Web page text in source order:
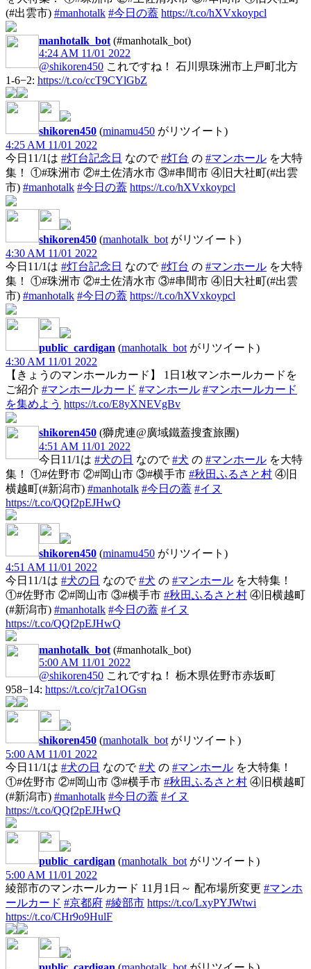
(#出雲市) #manhotalk #今日の蓋 https://t.co/hXVxkoypcl
manhotalk_bot (#manhotalk_bot)
4:24 AM 11/01 2022
@shikoren450 これですね！ 石川県珠洲市上戸町北方
1-6−2: https://t.co/ccT9CYlGbZ
shikoren450 (minamu450 がリツイート)
4:25 AM 11/01 2022
今日11/1は #灯台記念日 なので#灯台 の #マンホール を大特
集！ ①#珠洲市 ②#土佐清水市 ③#串間市 ④旧大社町(#出雲
市) #manhotalk #今日の蓋 https://t.co/hXVxkoypcl
shikoren450 (manhotalk_bot がリツイート)
4:30 AM 11/01 2022
今日11/1は #灯台記念日 なので#灯台 の #マンホール を大特
集！ ①#珠洲市 ②#土佐清水市 ③#串間市 ④旧大社町(#出雲
市) #manhotalk #今日の蓋 https://t.co/hXVxkoypcl
public_cardigan (manhotalk_bot がリツイート)
4:30 AM 11/01 2022
【きょうのマンホールカード】 1日1枚マンホールカードを
ご紹介 #マンホールカード #マンホール #マンホールカード
を集めよう https://t.co/E8yXNEVgBv
shikoren450 (獅虎連@廣域鐵蓋搜査旅團)
4:51 AM 11/01 2022
今日11/1は #犬の日 なので#犬 の #マンホール を大特
集！ ①#佐野市 ②#岡山市 ③#横手市 #秋田ふるさと村 ④旧
横越町(#新潟市) #manhotalk #今日の蓋 #イヌ
https://t.co/QQf2pEJHwQ
shikoren450 (minamu450 がリツイート)
4:51 AM 11/01 2022
今日11/1は #犬の日 なので#犬 の #マンホール を大特集！
①#佐野市 ②#岡山市 ③#横手市 #秋田ふるさと村 ④旧横越町
(#新潟市) #manhotalk #今日の蓋 #イヌ
https://t.co/QQf2pEJHwQ
manhotalk_bot (#manhotalk_bot)
5:00 AM 11/01 2022
@shikoren450 これですね！ 栃木県佐野市赤坂町
958−14: https://t.co/cjr7a1OGsn
shikoren450 (manhotalk_bot がリツイート)
5:00 AM 11/01 2022
今日11/1は #犬の日 なので#犬 の #マンホール を大特集！
①#佐野市 ②#岡山市 ③#横手市 #秋田ふるさと村 ④旧横越町
(#新潟市) #manhotalk #今日の蓋 #イヌ
https://t.co/QQf2pEJHwQ
public_cardigan (manhotalk_bot がリツイート)
5:00 AM 11/01 2022
綾部市のマンホールカード 11月1日～ 配布場所変更 #マンホ
ールカード #京都府 #綾部市 https://t.co/LxyPYJWtwi
https://t.co/CHr9o9HulF